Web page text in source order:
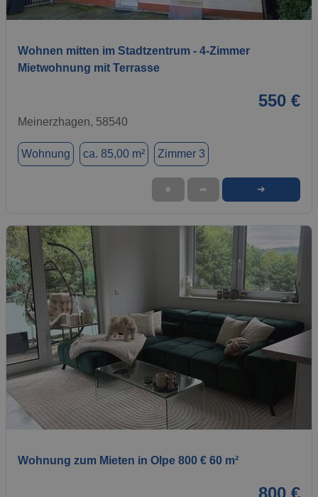
1 / 6
Wohnen mitten im Stadtzentrum - 4-Zimmer
Mietwohnung mit Terrasse
550 €
Meinerzhagen, 58540
Wohnung ca. 85,00 m² Zimmer 3
★ ➦ ➜
Wohnung zum Mieten in Olpe 800 € 60 m²
800 €